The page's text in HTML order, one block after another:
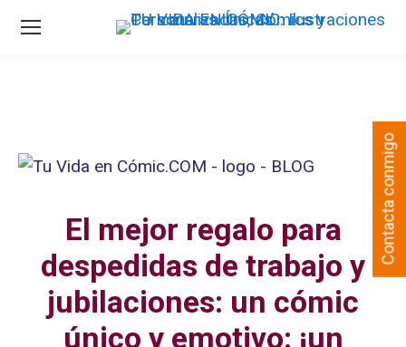
El mejor regalo para
despedidas de trabajo y
jubilaciones: un cómic
único y emotivo: ¡un
Contacta conmigo